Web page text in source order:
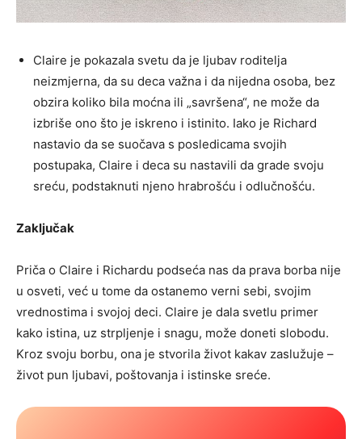
Claire je pokazala svetu da je ljubav roditelja
neizmjerna, da su deca važna i da nijedna osoba, bez
obzira koliko bila moćna ili „savršena“, ne može da
izbriše ono što je iskreno i istinito. Iako je Richard
nastavio da se suočava s posledicama svojih
postupaka, Claire i deca su nastavili da grade svoju
sreću, podstaknuti njeno hrabrošću i odlučnošću.
Zaključak
Priča o Claire i Richardu podseća nas da prava borba nije
u osveti, već u tome da ostanemo verni sebi, svojim
vrednostima i svojoj deci. Claire je dala svetlu primer
kako istina, uz strpljenje i snagu, može doneti slobodu.
Kroz svoju borbu, ona je stvorila život kakav zaslužuje –
život pun ljubavi, poštovanja i istinske sreće.